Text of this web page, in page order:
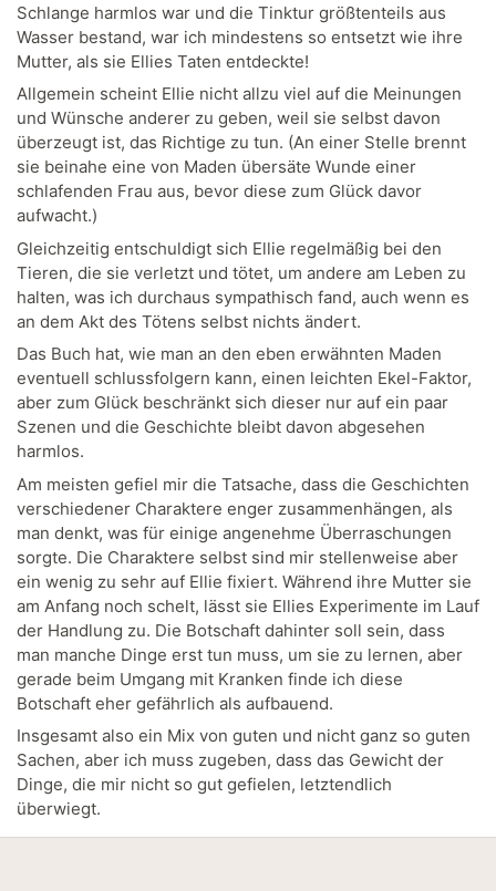
Schlange harmlos war und die Tinktur größtenteils aus
Wasser bestand, war ich mindestens so entsetzt wie ihre
Mutter, als sie Ellies Taten entdeckte!
Allgemein scheint Ellie nicht allzu viel auf die Meinungen
und Wünsche anderer zu geben, weil sie selbst davon
überzeugt ist, das Richtige zu tun. (An einer Stelle brennt
sie beinahe eine von Maden übersäte Wunde einer
schlafenden Frau aus, bevor diese zum Glück davor
aufwacht.)
Gleichzeitig entschuldigt sich Ellie regelmäßig bei den
Tieren, die sie verletzt und tötet, um andere am Leben zu
halten, was ich durchaus sympathisch fand, auch wenn es
an dem Akt des Tötens selbst nichts ändert.
Das Buch hat, wie man an den eben erwähnten Maden
eventuell schlussfolgern kann, einen leichten Ekel-Faktor,
aber zum Glück beschränkt sich dieser nur auf ein paar
Szenen und die Geschichte bleibt davon abgesehen
harmlos.
Am meisten gefiel mir die Tatsache, dass die Geschichten
verschiedener Charaktere enger zusammenhängen, als
man denkt, was für einige angenehme Überraschungen
sorgte. Die Charaktere selbst sind mir stellenweise aber
ein wenig zu sehr auf Ellie fixiert. Während ihre Mutter sie
am Anfang noch schelt, lässt sie Ellies Experimente im Lauf
der Handlung zu. Die Botschaft dahinter soll sein, dass
man manche Dinge erst tun muss, um sie zu lernen, aber
gerade beim Umgang mit Kranken finde ich diese
Botschaft eher gefährlich als aufbauend.
Insgesamt also ein Mix von guten und nicht ganz so guten
Sachen, aber ich muss zugeben, dass das Gewicht der
Dinge, die mir nicht so gut gefielen, letztendlich
überwiegt.